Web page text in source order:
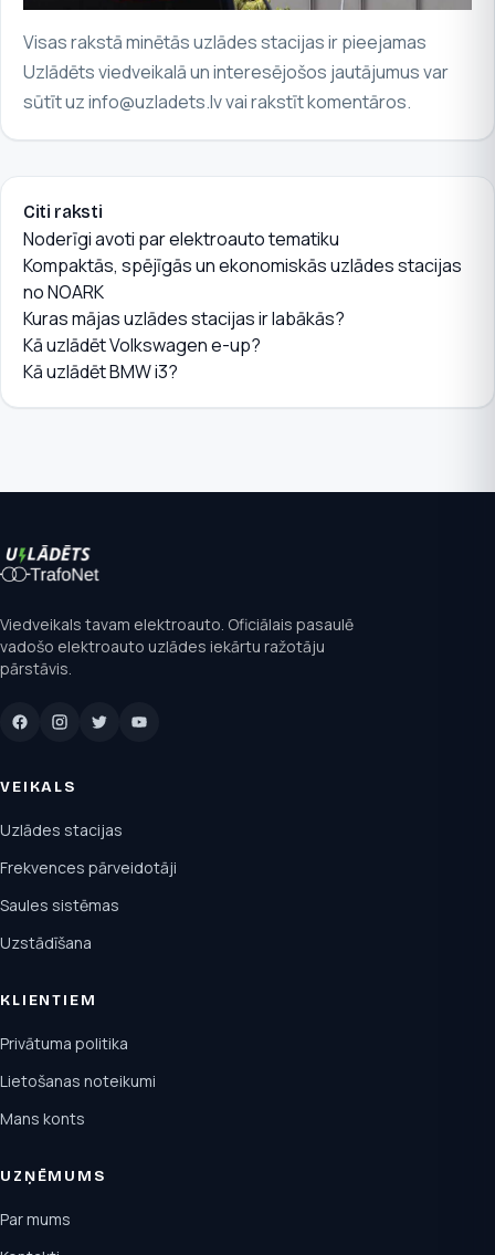
Visas rakstā minētās uzlādes stacijas ir pieejamas
Uzlādēts viedveikalāun interesējošos jautājumus var
sūtīt uzinfo@uzladets.lvvai rakstīt komentāros.
Citi raksti
Noderīgi avoti par elektroauto tematiku
Kompaktās, spējīgās un ekonomiskās uzlādes stacijas
no NOARK
Kuras mājas uzlādes stacijas ir labākās?
Kā uzlādēt Volkswagen e-up?
Kā uzlādēt BMW i3?
Viedveikals tavam elektroauto. Oficiālais pasaulē
vadošo elektroauto uzlādes iekārtu ražotāju
pārstāvis.
VEIKALS
Uzlādes stacijas
Frekvences pārveidotāji
Saules sistēmas
Uzstādīšana
KLIENTIEM
Privātuma politika
Lietošanas noteikumi
Mans konts
UZŅĒMUMS
Par mums